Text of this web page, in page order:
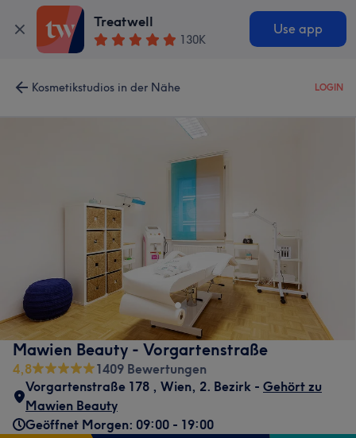
Treatwell
130K
Use app
Kosmetikstudios in der Nähe LOGIN
Mawien Beauty - Vorgartenstraße
4,8
1409 Bewertungen
Vorgartenstraße 178 , Wien, 2. Bezirk - Gehört zu
Mawien Beauty
Geöffnet Morgen: 09:00 - 19:00